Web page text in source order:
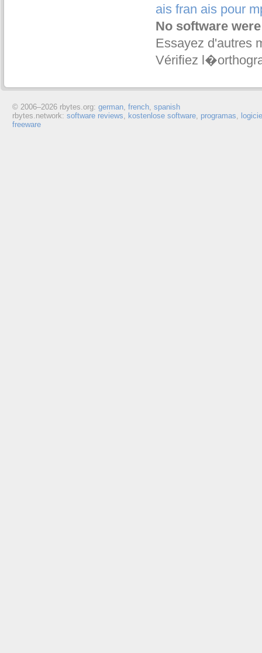
ais fran ais pour
No software
Essayez d'autres
Vérifiez
© 2006–2026 rbytes.org: german, french, spanish
rbytes.network: software reviews, kostenlose software, programas,
freeware